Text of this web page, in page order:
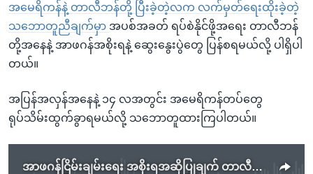
အမေရိကန်နဲ့ တာလီဘန်တို့ ပြီးခဲ့တဲ့လက လက်မှတ်ရေးထိုးခဲ့တဲ့
သဘောတူညီချက်မှာ အပစ်အခတ် ရပ်စဲနိုင်ဖို့အရေး တာလီဘန်
တို့အနေနဲ့ အာဖဂန်အစိုးရနဲ့ ဆွေးနွေးပွဲတွေ ပြန်စရမယ်လို့ ပါရှိပါ
တယ်။
အပြန်အလှန်အနေနဲ့ ၁၄ လအတွင်း အမေရိကန်တပ်တွေ
ရုပ်သိမ်းထွက်ခွာရမယ်လို့ သဘောတူထားကြပါတယ်။
အာဖဂန်ငြိမ်းချမ်းရေး အစိုးရအဆိုပြုချက် တာလီဘန်ပယ်ချ